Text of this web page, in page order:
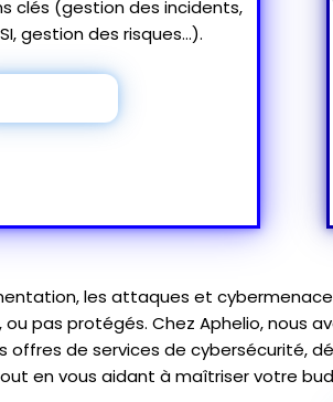
clés (gestion des incidents,
, gestion des risques…).
les attaques et
pas protégés. Chez Aphelio, nous
offres de services de cybersécurité,
en vous aidant à maîtriser votre